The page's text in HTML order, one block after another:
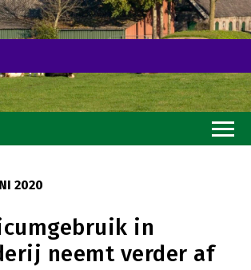
2020
in
neemt verder af